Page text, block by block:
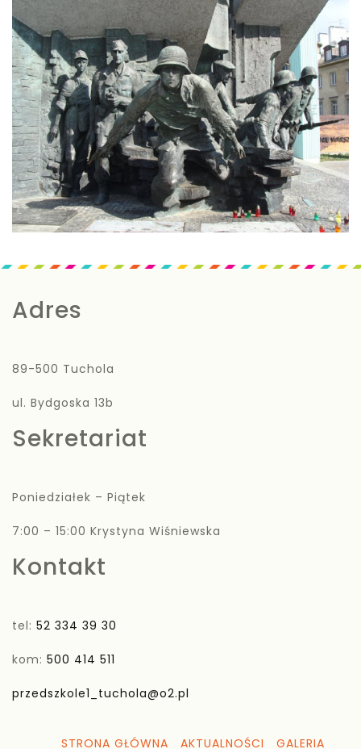
Adres
89-500 Tuchola
ul. Bydgoska 13b
Sekretariat
Poniedziałek – Piątek
7:00 – 15:00 Krystyna Wiśniewska
Kontakt
tel: 52 334 39 30
kom: 500 414 511
przedszkole1_tuchola@o2.pl
STRONA GŁÓWNA AKTUALNOŚCI GALERIA